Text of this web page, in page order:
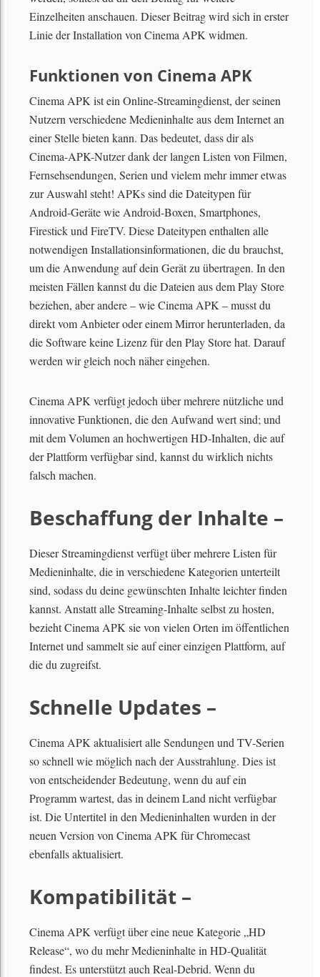
Einzelheiten anschauen. Dieser Beitrag wird sich in erster
Linie der Installation von Cinema APK widmen.
Funktionen von Cinema APK
Cinema APK ist ein Online-Streamingdienst, der seinen
Nutzern verschiedene Medieninhalte aus dem Internet an
einer Stelle bieten kann. Das bedeutet, dass dir als
Cinema-APK-Nutzer dank der langen Listen von Filmen,
Fernsehsendungen, Serien und vielem mehr immer etwas
zur Auswahl steht! APKs sind die Dateitypen für
Android-Geräte wie Android-Boxen, Smartphones,
Firestick und FireTV. Diese Dateitypen enthalten alle
notwendigen Installationsinformationen, die du brauchst,
um die Anwendung auf dein Gerät zu übertragen. In den
meisten Fällen kannst du die Dateien aus dem Play Store
beziehen, aber andere – wie Cinema APK – musst du
direkt vom Anbieter oder einem Mirror herunterladen, da
die Software keine Lizenz für den Play Store hat. Darauf
werden wir gleich noch näher eingehen.
Cinema APK verfügt jedoch über mehrere nützliche und
innovative Funktionen, die den Aufwand wert sind; und
mit dem Volumen an hochwertigen HD-Inhalten, die auf
der Plattform verfügbar sind, kannst du wirklich nichts
falsch machen.
Beschaffung der Inhalte –
Dieser Streamingdienst verfügt über mehrere Listen für
Medieninhalte, die in verschiedene Kategorien unterteilt
sind, sodass du deine gewünschten Inhalte leichter finden
kannst. Anstatt alle Streaming-Inhalte selbst zu hosten,
bezieht Cinema APK sie von vielen Orten im öffentlichen
Internet und sammelt sie auf einer einzigen Plattform, auf
die du zugreifst.
Schnelle Updates –
Cinema APK aktualisiert alle Sendungen und TV-Serien
so schnell wie möglich nach der Ausstrahlung. Dies ist
von entscheidender Bedeutung, wenn du auf ein
Programm wartest, das in deinem Land nicht verfügbar
ist. Die Untertitel in den Medieninhalten wurden in der
neuen Version von Cinema APK für Chromecast
ebenfalls aktualisiert.
Kompatibilität –
Cinema APK verfügt über eine neue Kategorie „HD
Release“, wo du mehr Medieninhalte in HD-Qualität
findest. Es unterstützt auch Real-Debrid. Wenn du